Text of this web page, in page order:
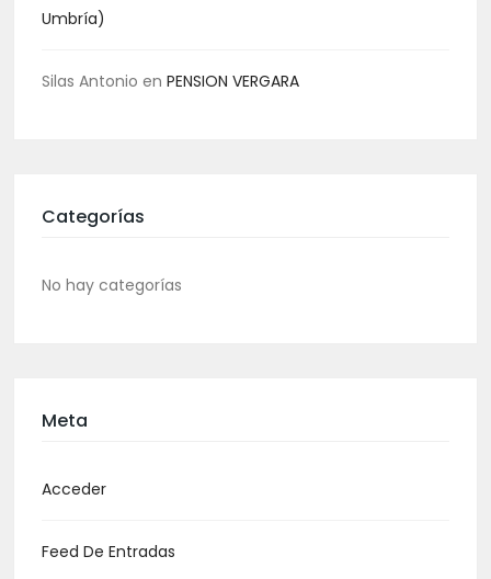
Umbría)
Silas Antonio en PENSION VERGARA
Categorías
No hay categorías
Meta
Acceder
Feed De Entradas